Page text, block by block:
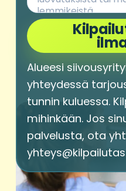
Alueesi
yhteydessä
tunnin kuluessa.
mihinkään. Jos
palvelusta, ota